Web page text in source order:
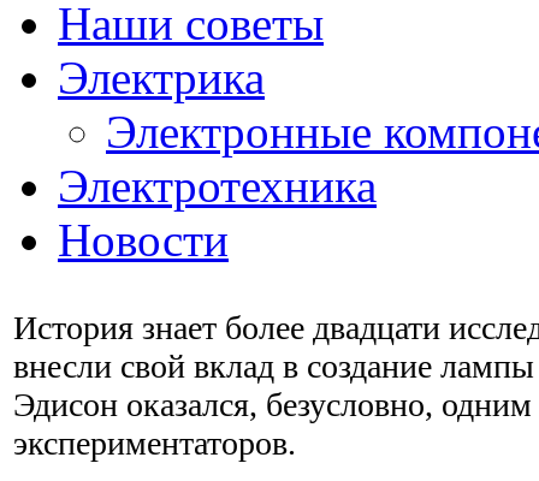
Наши советы
Электрика
Электронные
Электротехника
Новости
История знает более двадцати
внесли свой вклад в создание
Эдисон оказался, безусловно,
экспериментаторов.